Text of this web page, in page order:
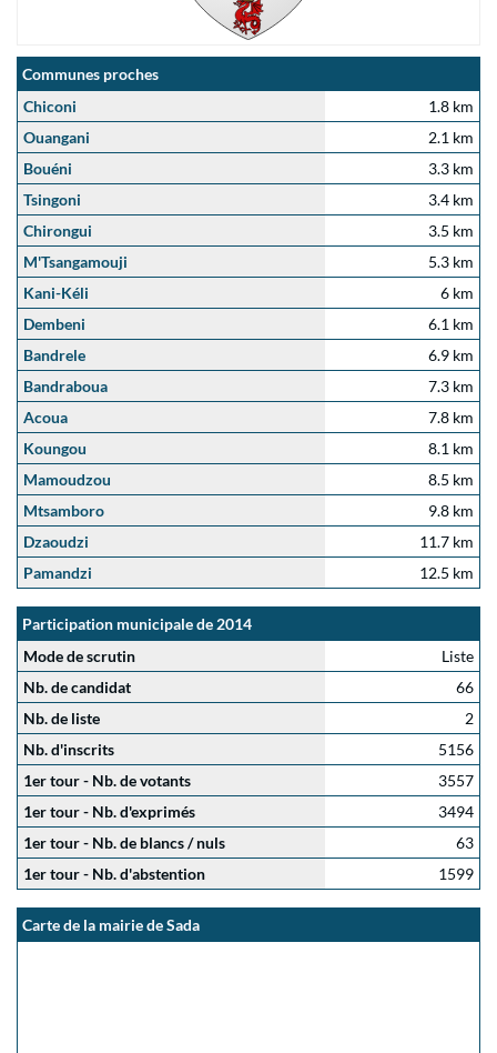
Communes proches
Chiconi
1.8 km
Ouangani
2.1 km
Bouéni
3.3 km
Tsingoni
3.4 km
Chirongui
3.5 km
M'Tsangamouji
5.3 km
Kani-Kéli
6 km
Dembeni
6.1 km
Bandrele
6.9 km
Bandraboua
7.3 km
Acoua
7.8 km
Koungou
8.1 km
Mamoudzou
8.5 km
Mtsamboro
9.8 km
Dzaoudzi
11.7 km
Pamandzi
12.5 km
Participation municipale de 2014
Mode de scrutin
Liste
Nb. de candidat
66
Nb. de liste
2
Nb. d'inscrits
5156
1er tour - Nb. de votants
3557
1er tour - Nb. d'exprimés
3494
1er tour - Nb. de blancs / nuls
63
1er tour - Nb. d'abstention
1599
Carte de la mairie de Sada